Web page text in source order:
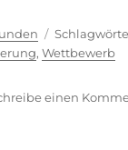
,Wettbewerb
einen